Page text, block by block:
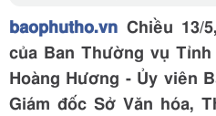
baophutho.vn Chiều 13/
của Ban Thường vụ
Hoàng Hương - Ủy viên
Giám đốc Sở Văn hóa,